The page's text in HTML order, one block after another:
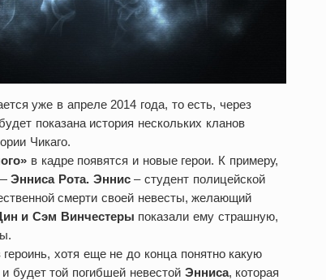
уже в апреле 2014 года, то есть, через
показана история нескольких кланов
Чикаго.
в кадре появятся и новые герои. К примеру,
—Энниса Рота. Эннис– студент полицейской
смерти своей невесты, желающий
и Сэм Винчестеры показали ему страшную,
хотя еще не до конца понятно какую
будет той погибшей невестой Энниса, которая